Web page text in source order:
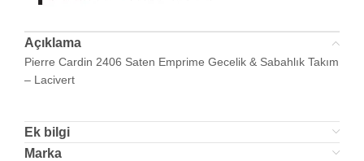
Açıklama
Pierre Cardin 2406 Saten Emprime Gecelik & Sabahlık Takım
– Lacivert
Ek bilgi
Marka